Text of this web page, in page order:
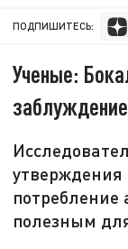
ПОДПИШИТЕСЬ:
Ученые:
заблуждение
утверждения
полезным